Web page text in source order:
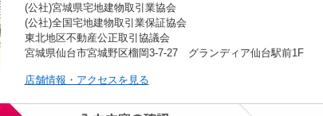
(公社)宮城県宅地建物取引業協会
(公社)全国宅地建物取引業保証協会
東北地区不動産公正取引協議会
宮城県仙台市宮城野区榴岡3-7-27 グランディア仙台駅前1F
店舗情報・アクセスを見る